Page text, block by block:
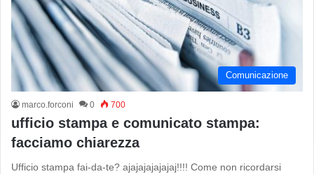
Comunicazione
marco.forconi 0 700
ufficio stampa e comunicato stampa:
facciamo chiarezza
Ufficio stampa fai-da-te? ajajajajajajaj!!!! Come non ricordarsi